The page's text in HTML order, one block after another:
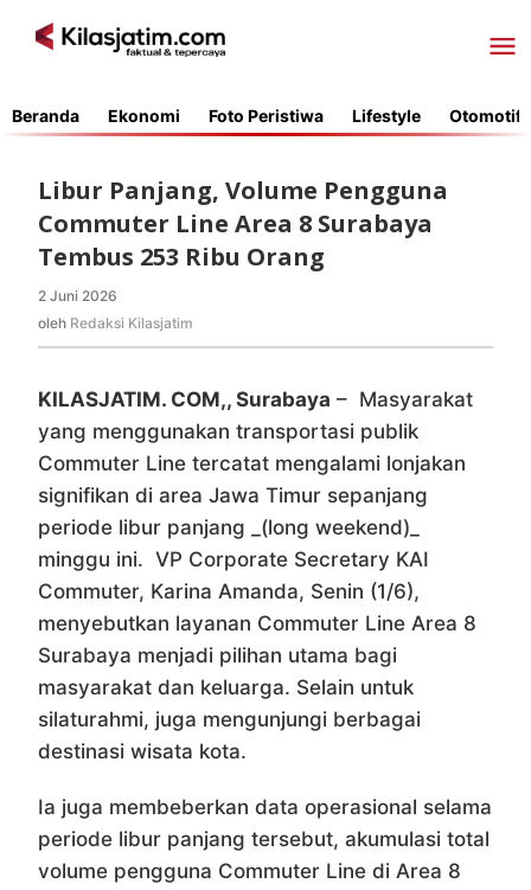
Beranda Ekonomi Foto Peristiwa Lifestyle Otomotif
Libur Panjang, Volume Pengguna
Commuter Line Area 8 Surabaya
Tembus 253 Ribu Orang
2 Juni 2026
Redaksi
oleh Redaksi Kilasjatim
KILASJATIM. COM,, Surabaya – Masyarakat
yang menggunakan transportasi publik
Commuter Line tercatat mengalami lonjakan
signifikan di area Jawa Timur sepanjang
periode libur panjang _(long weekend)_
minggu ini. VP Corporate Secretary KAI
Commuter, Karina Amanda, Senin (1/6),
menyebutkan layanan Commuter Line Area 8
Surabaya menjadi pilihan utama bagi
masyarakat dan keluarga. Selain untuk
silaturahmi, juga mengunjungi berbagai
destinasi wisata kota.
Ia juga membeberkan data operasional selama
periode libur panjang tersebut, akumulasi total
volume pengguna Commuter Line di Area 8